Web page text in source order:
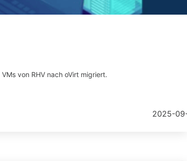
von RHV nach oVirt migriert.
2025-